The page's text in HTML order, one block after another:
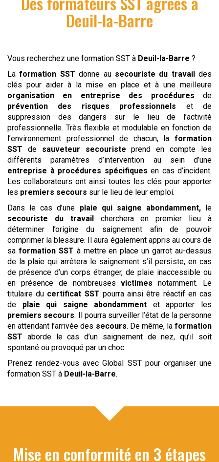
Deuil-la-Barre
Vous recherchez une formation SST à Deuil-la-Barre ?
Laformation SST donne au secouriste du travail des
clés pour aider à la mise en place et à une meilleure
organisation en entreprise des procédures de
prévention des risques professionnels et de
suppression des dangers sur le lieu de l’activité
professionnelle. Très flexible et modulable en fonction de
l’environnement professionnel de chacun, la formation
SST de sauveteur secouriste prend en compte les
différents paramètres d’intervention au sein d’une
entreprise à procédures spécifiques en cas d’incident.
Les collaborateurs ont ainsi toutes les clés pour apporter
les premiers secours sur le lieu de leur emploi.
Dans le cas d’une plaie qui saigne abondamment,le
secouriste du travail cherchera en premier lieu à
déterminer l’origine du saignement afin de pouvoir
comprimer la blessure. Il aura également appris au cours de
sa formation SST à mettre en place un garrot au-dessus
de la plaie qui arrêtera le saignement s’il persiste, en cas
de présence d’un corps étranger, de plaie inaccessible ou
en présence de nombreusesvictimes notamment. Le
titulaire du certificat SST pourra ainsi être réactif en cas
de plaie qui saigne abondamment et apporter les
premiers secours. Il pourra surveiller l’état de la personne
en attendant l’arrivée des secours. De même, la formation
SST aborde le cas d’un saignement de nez, qu’il soit
spontané ou provoqué par un choc.
Prenez rendez-vous avec Global SST pour organiser une
formation SST à Deuil-la-Barre.
Mise en conformité en 3 étapes